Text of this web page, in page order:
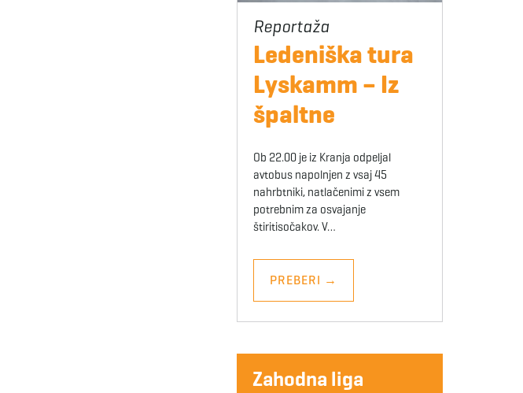
Ledeniška tura
Lyskamm – Iz
špaltne
Ob 22.00 je iz Kranja odpeljal
avtobus napolnjen z vsaj 45
nahrbtniki, natlačenimi z vsem
potrebnim za osvajanje
štiritisočakov. V…
PREBERI →
Zahodna liga